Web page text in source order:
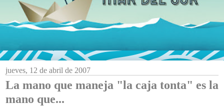
jueves, 12 de abril de 2007
La mano que maneja "la caja tonta" es la
mano que...